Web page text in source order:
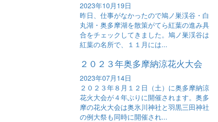
2023年10月19日
昨日、仕事がなかったので鳩ノ巣渓谷・白
丸湖・奥多摩湖を散策がてら紅葉の進み具
合をチェックしてきました。鳩ノ巣渓谷は
紅葉の名所で、１１月には...
２０２３年奥多摩納涼花火大会
2023年07月14日
２０２３年８月１２日（土）に奥多摩納涼
花火大会が４年ぶりに開催されます。奥多
摩の花火大会は奥氷川神社と羽黒三田神社
の例大祭も同時に開催され...